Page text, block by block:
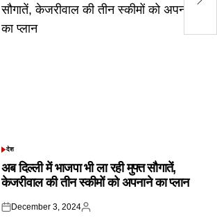
POSTED
देश
अब दिल्ली में भाजपा भी ला रही मुफ्त सौगातें,
केजरीवाल की तीन स्कीमों को अपनाने का प्लान
Posted
December 3, 2024
Posted